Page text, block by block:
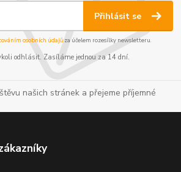
Přihlásit se
osobních údajůza účelem rozesílky newsletteru.
odhlásit. Zasíláme jednou za 14 dní.
našich stránek a přejeme příjemné